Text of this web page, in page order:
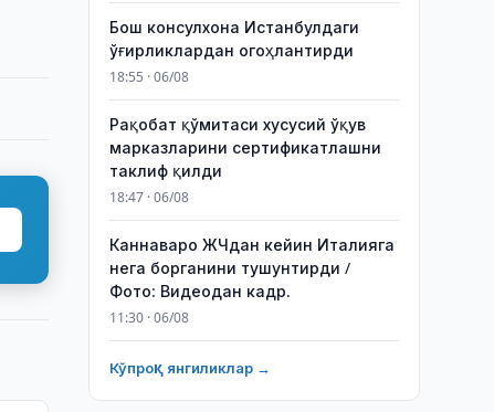
Бош консулхона Истанбулдаги
ўғирликлардан огоҳлантирди
18:55 · 06/08
Рақобат қўмитаси хусусий ўқув
марказларини сертификатлашни
таклиф қилди
18:47 · 06/08
Каннаваро ЖЧдан кейин Италияга
нега борганини тушунтирди /
Фото: Видеодан кадр.
11:30 · 06/08
Кўпроқ янгиликлар →